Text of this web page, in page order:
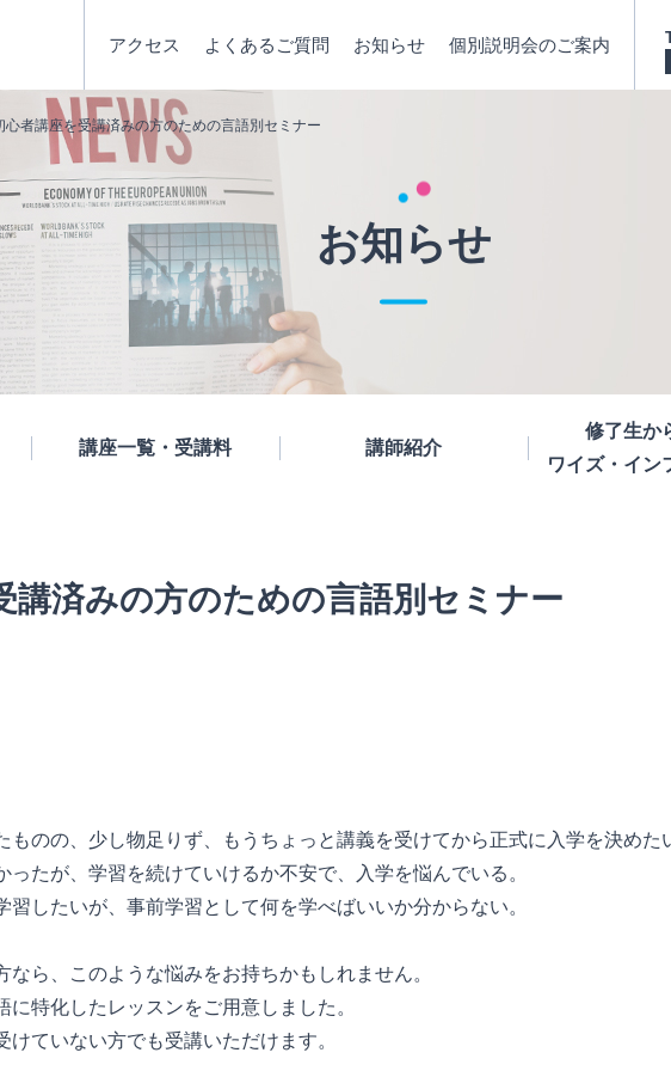
講座一覧・受講料 講師紹介
修了生か
ワイズ・イン
アクセス よくあるご質問 お知らせ 個別説明会のご案内
心者講座を受講済みの方のための言語別セミナー
お知らせ
講済みの方のための言語別セミナー
ものの、少し物足りず、もうちょっと講義を受けてから正式に入学を決めた
ったが、学習を続けていけるか不安で、入学を悩んでいる。
習したいが、事前学習として何を学べばいいか分からない。
ら、このような悩みをお持ちかもしれません。
に特化したレッスンをご用意しました。
けていない方でも受講いただけます。